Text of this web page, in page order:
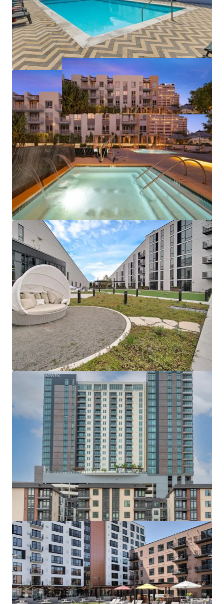
住宅/集合住宅 32,425 ㎡ 387
1 The Smyth
US - Stamford, Americas
アセットタイプ
住宅/集合住宅
建物面積
36,667 ㎡
ユニット数
414
もっと見る